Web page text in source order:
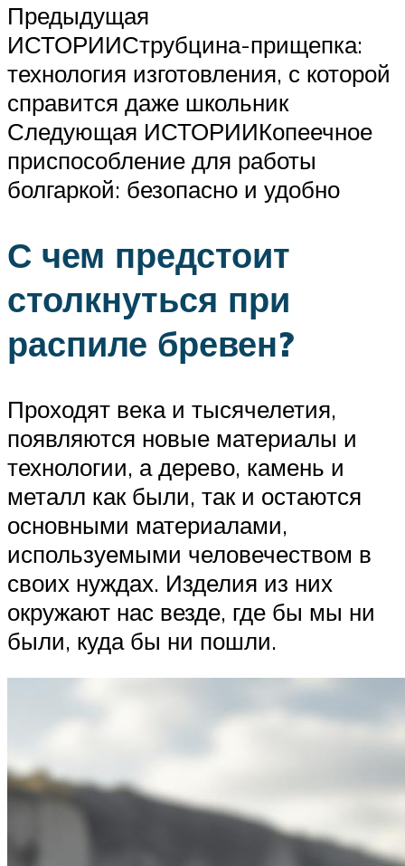
Предыдущая
ИСТОРИИСтрубцина-прищепка:
технология изготовления, с которой
справится даже школьник
Следующая ИСТОРИИКопеечное
приспособление для работы
болгаркой: безопасно и удобно
С чем предстоит
столкнуться при
распиле бревен?
Проходят века и тысячелетия,
появляются новые материалы и
технологии, а дерево, камень и
металл как были, так и остаются
основными материалами,
используемыми человечеством в
своих нуждах. Изделия из них
окружают нас везде, где бы мы ни
были, куда бы ни пошли.